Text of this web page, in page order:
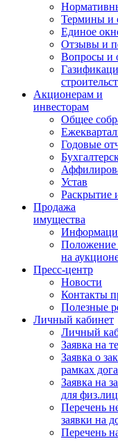
Термины и
Единое
Отзывы и
Вопросы и
Акционерам и
инвесторам
Общее
Годовые
Устав
Раскрытие
Продажа
имущества
Положение
на
Пресс-центр
Новости
Контакты
Полезные
Личный кабинет
Личный
Заявка на
Заявка о
рамках
Заявка на
для физ.лиц
Перечень
заявки на
Перечень